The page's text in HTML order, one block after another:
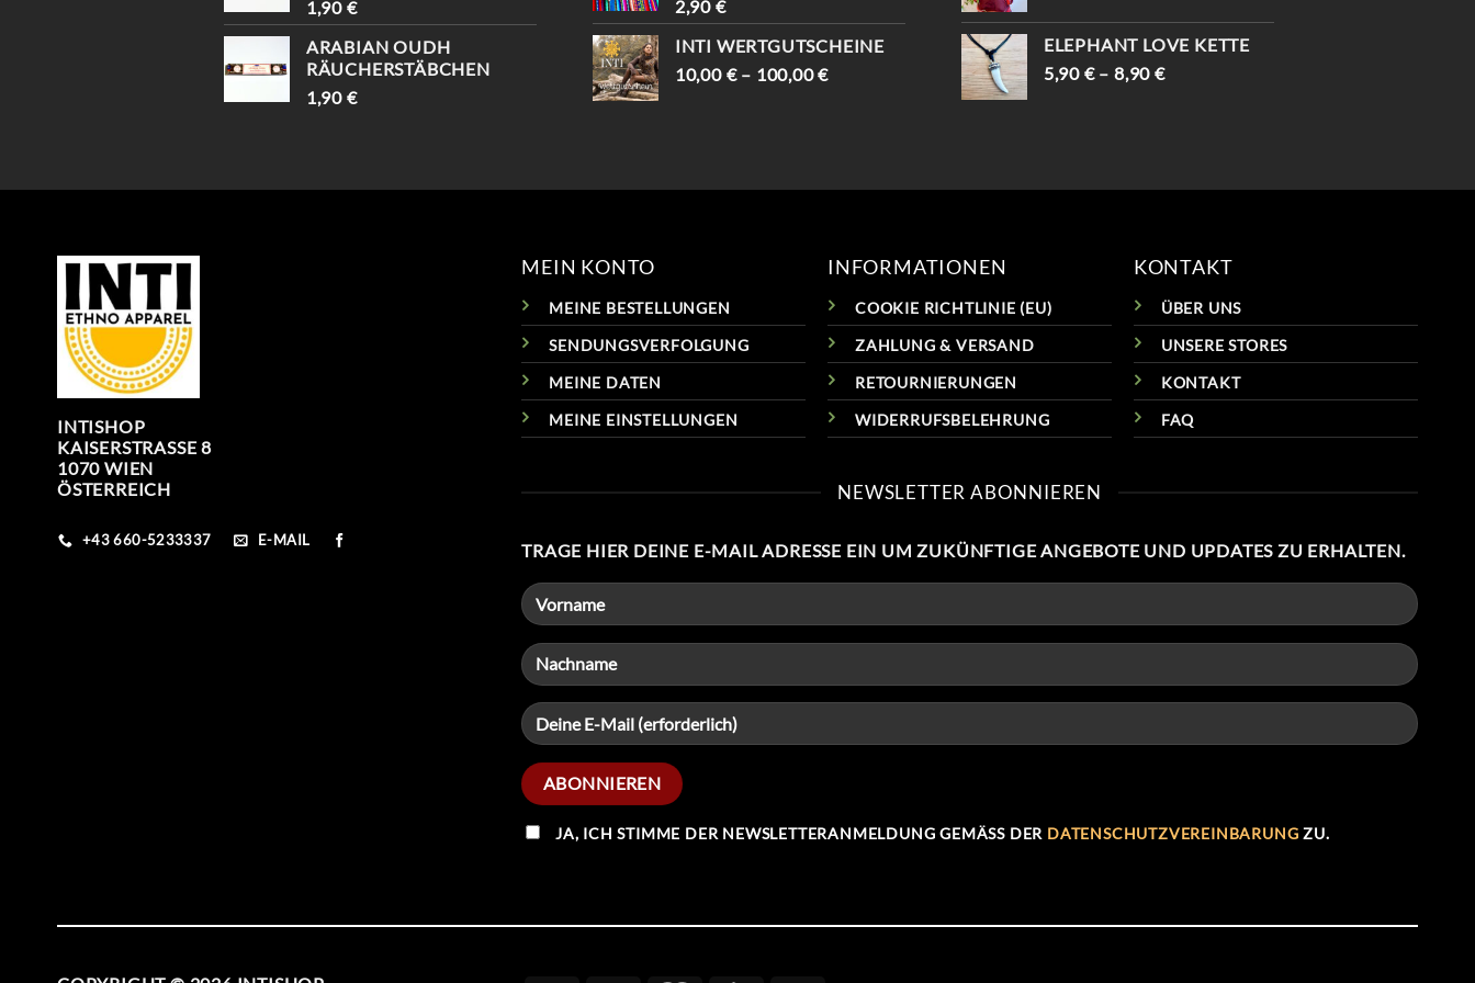
1,90 €
ARABIAN OUDH
RÄUCHERSTÄBCHEN
1,90 €
2,90 €
INTI WERTGUTSCHEINE
10,00 €– 100,00€
69,90 €59,90 €.
ELEPHANT LOVE KETTE
5,90 €–8,90€
INTISHOP
KAISERSTRASSE 8
1070 WIEN
ÖSTERREICH
+43 660-5233337 E-MAIL
MEIN KONTO
MEINE BESTELLUNGEN
SENDUNGSVERFOLGUNG
MEINE DATEN
MEINE EINSTELLUNGEN
INFORMATIONEN
COOKIE RICHTLINIE (EU)
ZAHLUNG & VERSAND
RETOURNIERUNGEN
WIDERRUFSBELEHRUNG
KONTAKT
ÜBER UNS
UNSERE STORES
KONTAKT
FAQ
NEWSLETTER ABONNIEREN
TRAGE HIER DEINE E-MAIL ADRESSE EIN UM ZUKÜNFTIGE ANGEBOTE UND UPDATES ZU ERHALTEN.
JA, ICH STIMME DER NEWSLETTERANMELDUNG GEMÄSS DER DATENSCHUTZVEREINBARUNG ZU.